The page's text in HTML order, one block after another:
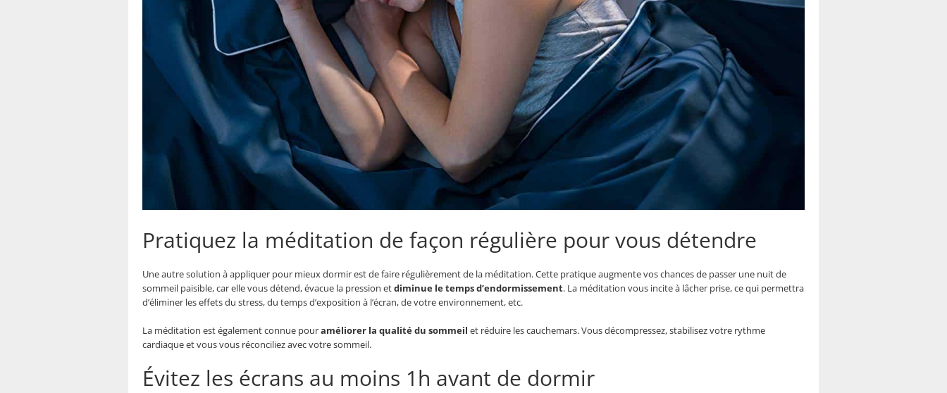
Pratiquez la méditation de façon régulière pour vous détendre
Une autre solution à appliquer pour mieux dormir est de faire régulièrement de la méditation. Cette pratique augmente vos chances de passer une nuit de
sommeil paisible, car elle vous détend, évacue la pression etdiminue le temps d’endormissement. La méditation vous incite à lâcher prise, ce qui permettra
d’éliminer les effets du stress, du temps d’exposition à l’écran, de votre environnement, etc.
La méditation est également connue pouraméliorer la qualité du sommeil et réduire les cauchemars. Vous décompressez, stabilisez votre rythme
cardiaque et vous vous réconciliez avec votre sommeil.
Évitez les écrans au moins 1h avant de dormir